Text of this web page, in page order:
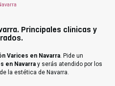
Principales clínicas y
Varices en Navarra. Pide un
en Navarra y serás atendido por los
la estética de Navarra.